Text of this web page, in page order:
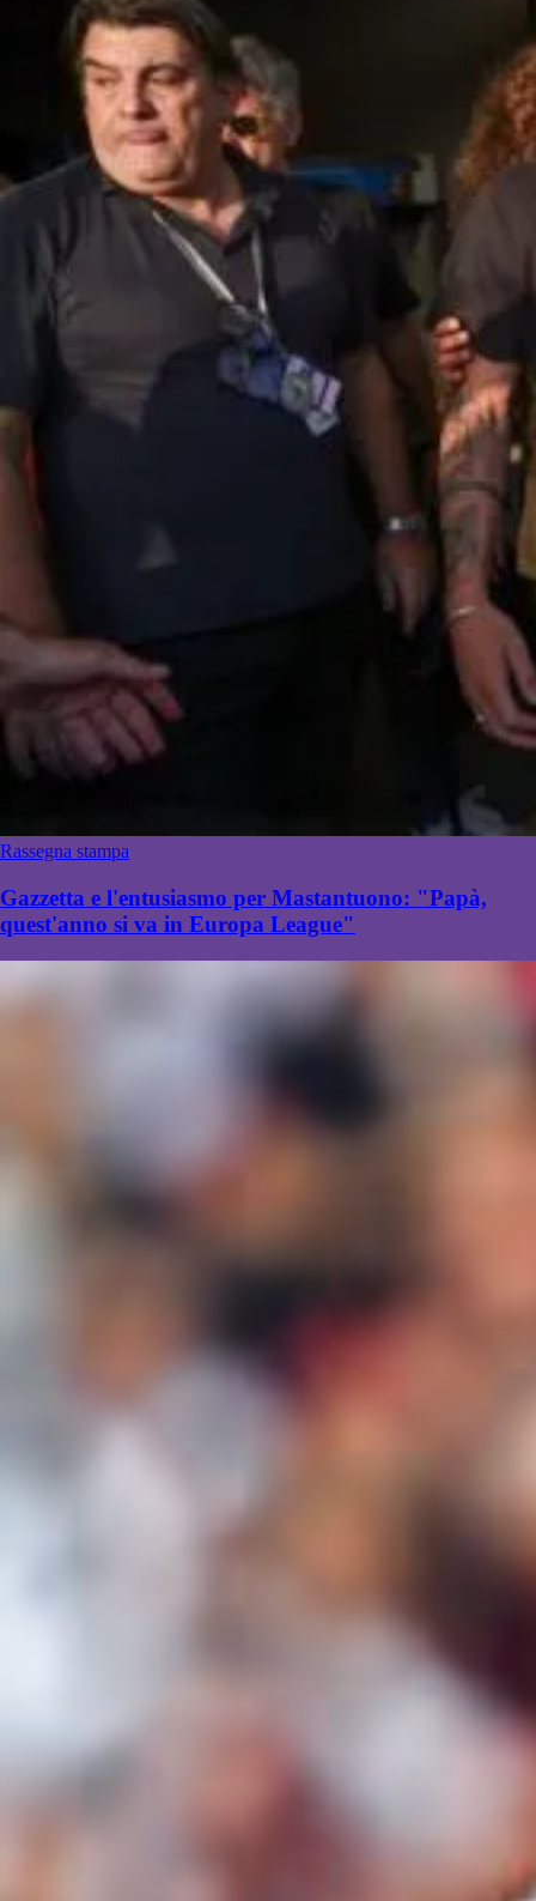
Rassegna stampa
Gazzetta e l'entusiasmo per Mastantuono: "Papà,
quest'anno si va in Europa League"